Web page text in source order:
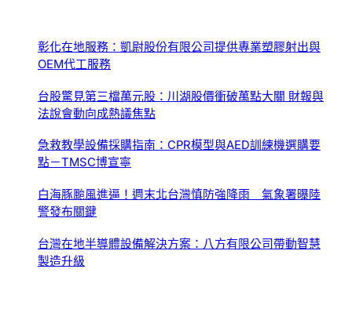
彰化在地服務：凱尉股份有限公司提供專業塑膠射出與
OEM代工服務
台股驚見第三檔萬元股：川湖股價衝破萬點大關 財報與
法說會動向成熱議焦點
急救教學設備採購指南：CPR模型與AED訓練機選購要
點－TMSC博宣寧
白海豚颱風進逼！週末北台灣慎防強降雨 氣象署曝陸
警發布關鍵
台灣在地半導體設備解決方案：八方有限公司帶動智慧
製造升級